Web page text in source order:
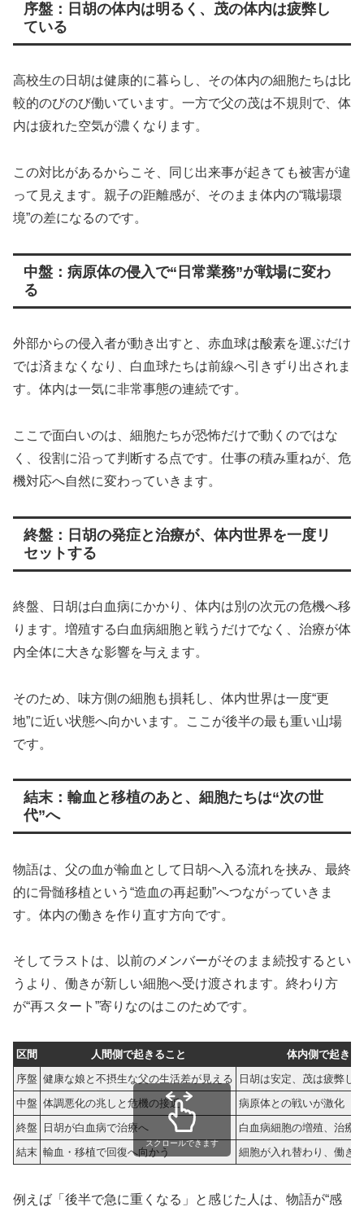
序盤：日胡の体内は明るく、茂の体内は疲弊し
ている
高校生の日胡は健康的に暮らし、その体内の細胞たちは比
較的のびのび働いています。一方で父の茂は不規則で、体
内は疲れた空気が濃くなります。
この対比があるからこそ、同じ出来事が起きても被害が違
って見えます。親子の距離感が、そのまま体内の“職場環
境”の差になるのです。
中盤：病原体の侵入で“日常業務”が戦場に変わ
る
外部からの侵入者が動き出すと、赤血球は酸素を運ぶだけ
では済まなくなり、白血球たちは前線へ引きずり出されま
す。体内は一気に非常事態の連続です。
ここで面白いのは、細胞たちが恐怖だけで動くのではな
く、役割に沿って判断する点です。仕事の積み重ねが、危
機対応へ自然に変わっていきます。
終盤：日胡の発症と治療が、体内世界を一度リ
セットする
終盤、日胡は白血病にかかり、体内は別の次元の危機へ移
ります。増殖する白血病細胞と戦うだけでなく、治療が体
内全体に大きな影響を与えます。
そのため、味方側の細胞も損耗し、体内世界は一度“更
地”に近い状態へ向かいます。ここが後半の最も重い山場
です。
結末：輸血と移植のあと、細胞たちは“次の世
代”へ
物語は、父の血が輸血として日胡へ入る流れを挟み、最終
的に骨髄移植という“造血の再起動”へつながっていきま
す。体内の働きを作り直す方向です。
そしてラストは、以前のメンバーがそのまま続投するとい
うより、働きが新しい細胞へ受け渡されます。終わり方
が“再スタート”寄りなのはこのためです。
区間 人間側で起きること
体内側で起きる
序盤 健康な娘と不摂生な父の生活差が見える
日胡は安定、茂は疲弊し
中盤 体調悪化の兆しと危機の接近
病原体との戦いが激化
終盤
日胡が白血病で治療へ
白血病細胞の増殖、治療
結末 輸血・移植で回復へ向かう 細胞が入れ替わり、働き
スクロールできます
例えば「後半で急に重くなる」と感じた人は、物語が“感